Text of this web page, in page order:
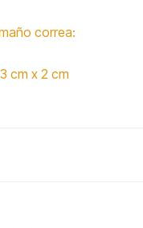
correa:
cm x 2 cm